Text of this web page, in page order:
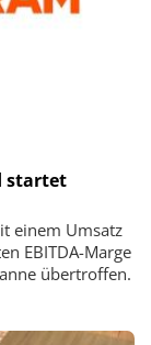
startet
einem Umsatz
EBITDA-Marge
übertroffen.